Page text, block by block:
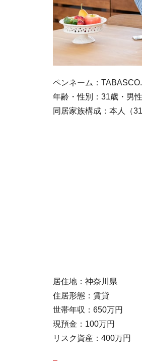
ペンネーム：
年齢・性別：31歳・男性
同居家族構成：本人（
居住地：神奈川県
住居形態：賃貸
世帯年収：650万円
現預金：100万円
リスク資産：400万円